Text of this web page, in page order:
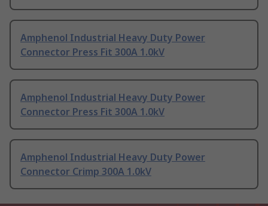
Amphenol Industrial Heavy Duty Power
Connector Press Fit 300A 1.0kV
Amphenol Industrial Heavy Duty Power
Connector Press Fit 300A 1.0kV
Amphenol Industrial Heavy Duty Power
Connector Crimp 300A 1.0kV